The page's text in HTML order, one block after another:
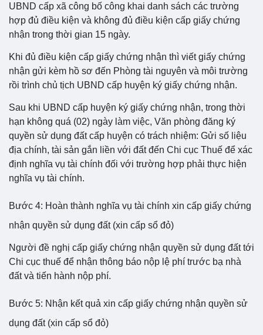
UBND cấp xã công bố công khai danh sách các trường
hợp đủ điều kiện và không đủ điều kiện cấp giấy chứng
nhận trong thời gian 15 ngày.
Khi đủ điều kiện cấp giấy chứng nhận thì viết giấy chứng
nhận gửi kèm hồ sơ đến Phòng tài nguyên và môi trường
rồi trình chủ tịch UBND cấp huyện ký giấy chứng nhận.
Sau khi UBND cấp huyện ký giấy chứng nhận, trong thời
hạn không quá (02) ngày làm việc, Văn phòng đăng ký
quyền sử dụng đất cấp huyện có trách nhiệm: Gửi số liệu
địa chính, tài sản gắn liền với đất đến Chi cục Thuế để xác
định nghĩa vụ tài chính đối với trường hợp phải thực hiện
nghĩa vụ tài chính.
Bước 4: Hoàn thành nghĩa vụ tài chính xin cấp giấy chứng
nhận quyền sử dụng đất (xin cấp sổ đỏ)
Người đề nghị cấp giấy chứng nhận quyền sử dụng đất tới
Chi cục thuế để nhận thông báo nộp lệ phí trước bạ nhà
đất và tiến hành nộp phí.
Bước 5: Nhận kết quả xin cấp giấy chứng nhận quyền sử
dụng đất (xin cấp sổ đỏ)